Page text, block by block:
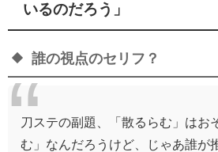
いるのだろう」
誰の視点のセリフ？
刀ステの副題、「散るらむ」はお
む」なんだろうけど、じゃあ誰が